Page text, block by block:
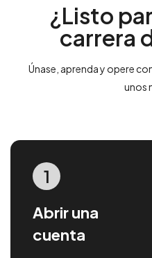
¿Listo
carrera
Únase, aprenda y opere
unos
1
Abrir una
cuenta